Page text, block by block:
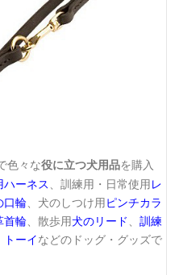
色々な役に立つ犬用品を購入
ハーネス 、訓練用・日常使用 レ
口輪 、犬のしつけ用 ピンチカラ
首輪 、散歩用犬のリード
訓練
トーイなどのドッグ・グッズで